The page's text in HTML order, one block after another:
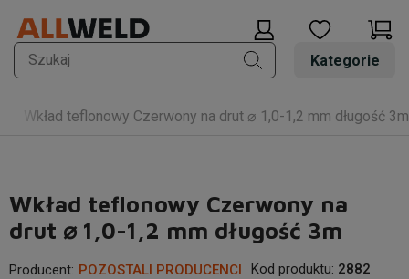
Kategorie
Wkład teflonowy Czerwony na drut ⌀ 1,0-1,2 mm długość 3m
Wkład teflonowy Czerwony na
drut ⌀ 1,0-1,2 mm długość 3m
Producent: POZOSTALI PRODUCENCI Kod produktu: 2882